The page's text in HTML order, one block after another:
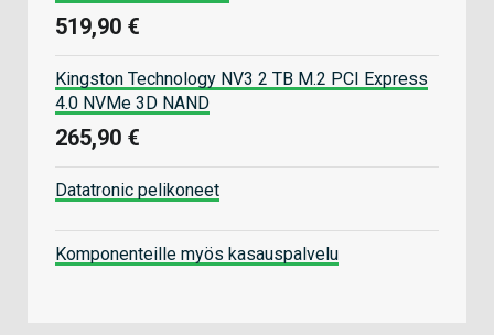
519,90 €
Kingston Technology NV3 2 TB M.2 PCI Express
4.0 NVMe 3D NAND
265,90 €
Datatronic pelikoneet
Komponenteille myös kasauspalvelu